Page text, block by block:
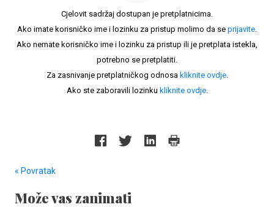
Cjelovit sadržaj dostupan je pretplatnicima.
Ako imate korisničko ime i lozinku za pristup molimo da se prijavite.
Ako nemate korisničko ime i lozinku za pristup ili je pretplata istekla,
potrebno se pretplatiti.
Za zasnivanje pretplatničkog odnosa kliknite ovdje.
Ako ste zaboravili lozinku kliknite ovdje.
« Povratak
Može vas zanimati